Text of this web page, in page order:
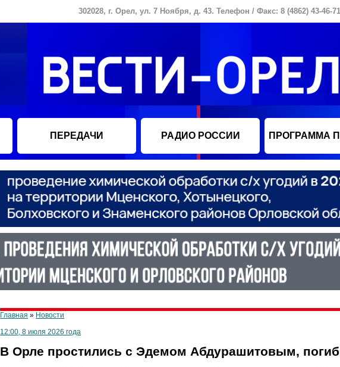
302028, г. Орел, ул. 7 Ноября, д. 43. Телефон / Факс: 8 (4862) 43-46-71
ПЕРЕДАЧИ РАДИО РОССИИ ПРОГРАММА
Главная » Новости
12:00, 8 июля 2026 года
В Орле простились с Эдемом Абдурашитовым,